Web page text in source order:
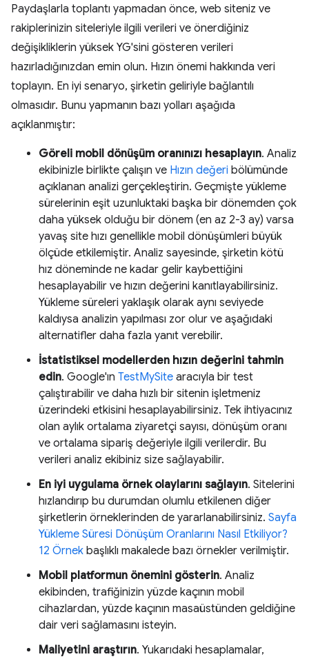
Paydaşlarla toplantı yapmadan önce, web siteniz ve
rakiplerinizin siteleriyle ilgili verileri ve önerdiğiniz
değişikliklerin yüksek YG'sini gösteren verileri
hazırladığınızdan emin olun. Hızın önemi hakkında veri
toplayın. En iyi senaryo, şirketin geliriyle bağlantılı
olmasıdır. Bunu yapmanın bazı yolları aşağıda
açıklanmıştır:
Göreli mobil dönüşüm oranınızı hesaplayın. Analiz
ekibinizle birlikte çalışın ve Hızın değeri bölümünde
açıklanan analizi gerçekleştirin. Geçmişte yükleme
sürelerinin eşit uzunluktaki başka bir dönemden çok
daha yüksek olduğu bir dönem (en az 2-3 ay) varsa
yavaş site hızı genellikle mobil dönüşümleri büyük
ölçüde etkilemiştir. Analiz sayesinde, şirketin kötü
hız döneminde ne kadar gelir kaybettiğini
hesaplayabilir ve hızın değerini kanıtlayabilirsiniz.
Yükleme süreleri yaklaşık olarak aynı seviyede
kaldıysa analizin yapılması zor olur ve aşağıdaki
alternatifler daha fazla yanıt verebilir.
İstatistiksel modellerden hızın değerini tahmin
edin. Google'ın TestMySite aracıyla bir test
çalıştırabilir ve daha hızlı bir sitenin işletmeniz
üzerindeki etkisini hesaplayabilirsiniz. Tek ihtiyacınız
olan aylık ortalama ziyaretçi sayısı, dönüşüm oranı
ve ortalama sipariş değeriyle ilgili verilerdir. Bu
verileri analiz ekibiniz size sağlayabilir.
En iyi uygulama örnek olaylarını sağlayın. Sitelerini
hızlandırıp bu durumdan olumlu etkilenen diğer
şirketlerin örneklerinden de yararlanabilirsiniz. Sayfa
Yükleme Süresi Dönüşüm Oranlarını Nasıl Etkiliyor?
12 Örnek başlıklı makalede bazı örnekler verilmiştir.
Mobil platformun önemini gösterin. Analiz
ekibinden, trafiğinizin yüzde kaçının mobil
cihazlardan, yüzde kaçının masaüstünden geldiğine
dair veri sağlamasını isteyin.
Maliyetini araştırın. Yukarıdaki hesaplamalar,